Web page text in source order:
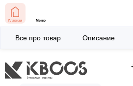
Главная Меню
Все про товар Описание